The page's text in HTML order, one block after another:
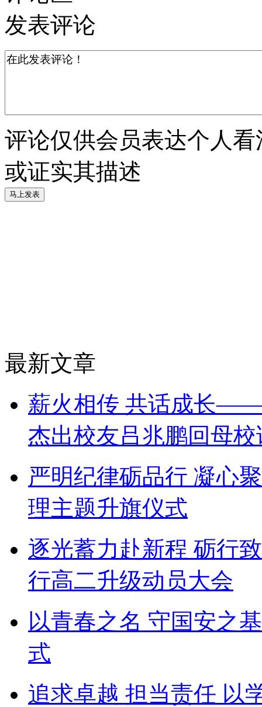
发表评论
评论仅供会员表达个人
或证实其描述
最新文章
薪火相传 共话成长——
杰出校友吕兆鹏回母校
严明纪律砺品行 凝心
理主题升旗仪式
逐光蓄力赴新程 砺行
行高二升级动员大会
以青春之名 守国安之
式
追求卓越 担当责任